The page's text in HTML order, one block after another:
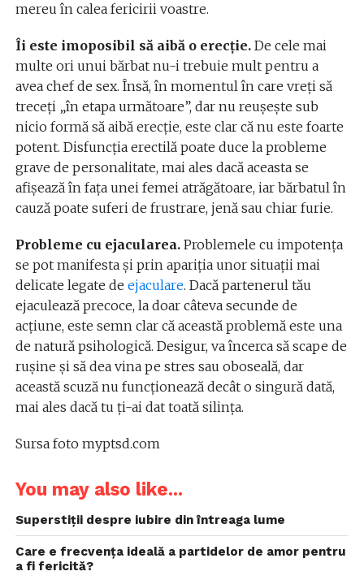
mereu în calea fericirii voastre.
Îi este imoposibil să aibă o erecţie.De cele mai
multe ori unui bărbat nu-i trebuie mult pentru a
avea chef de sex. Însă, în momentul în care vreţi să
treceţi „în etapa următoare”, dar nu reuşeşte sub
nicio formă să aibă erecţie, este clar că nu este foarte
potent. Disfuncţia erectilă poate duce la probleme
grave de personalitate, mai ales dacă aceasta se
afişează în faţa unei femei atrăgătoare, iar bărbatul în
cauză poate suferi de frustrare, jenă sau chiar furie.
Probleme cu ejacularea.Problemele cu impotenţa
se pot manifesta şi prin apariţia unor situaţii mai
delicate legate de ejaculare. Dacă partenerul tău
ejaculează precoce, la doar câteva secunde de
acţiune, este semn clar că această problemă este una
de natură psihologică. Desigur, va încerca să scape de
ruşine şi să dea vina pe stres sau oboseală, dar
această scuză nu funcţionează decât o singură dată,
mai ales dacă tu ţi-ai dat toată silinţa.
Sursa foto myptsd.com
You may also like...
Superstiții despre iubire din întreaga lume
Care e frecvența ideală a partidelor de amor pentru
a fi fericită?